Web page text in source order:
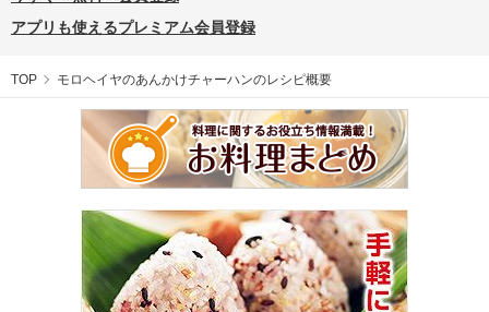
アプリも使えるプレミアム会員登録
TOP モロヘイヤのあんかけチャーハンのレシピ概要